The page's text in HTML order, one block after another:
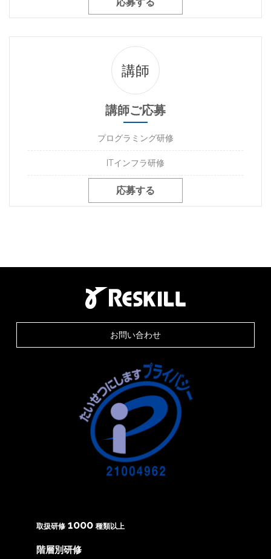
講師
講師ご応募
プログラミング研修
ITインフラ研修
応募する
お問い合わせ
取扱研修 1000 種類以上
階層別研修